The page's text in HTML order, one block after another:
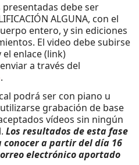
presentadas debe ser
ALGUNA, con el
entero, y sin ediciones
El video debe subirse
enlace (link)
a través del
.
podrá ser con piano u
grabación de base
vídeos sin ningún
Los resultados de esta fase
conocer a partir del día 16
electrónico aportado